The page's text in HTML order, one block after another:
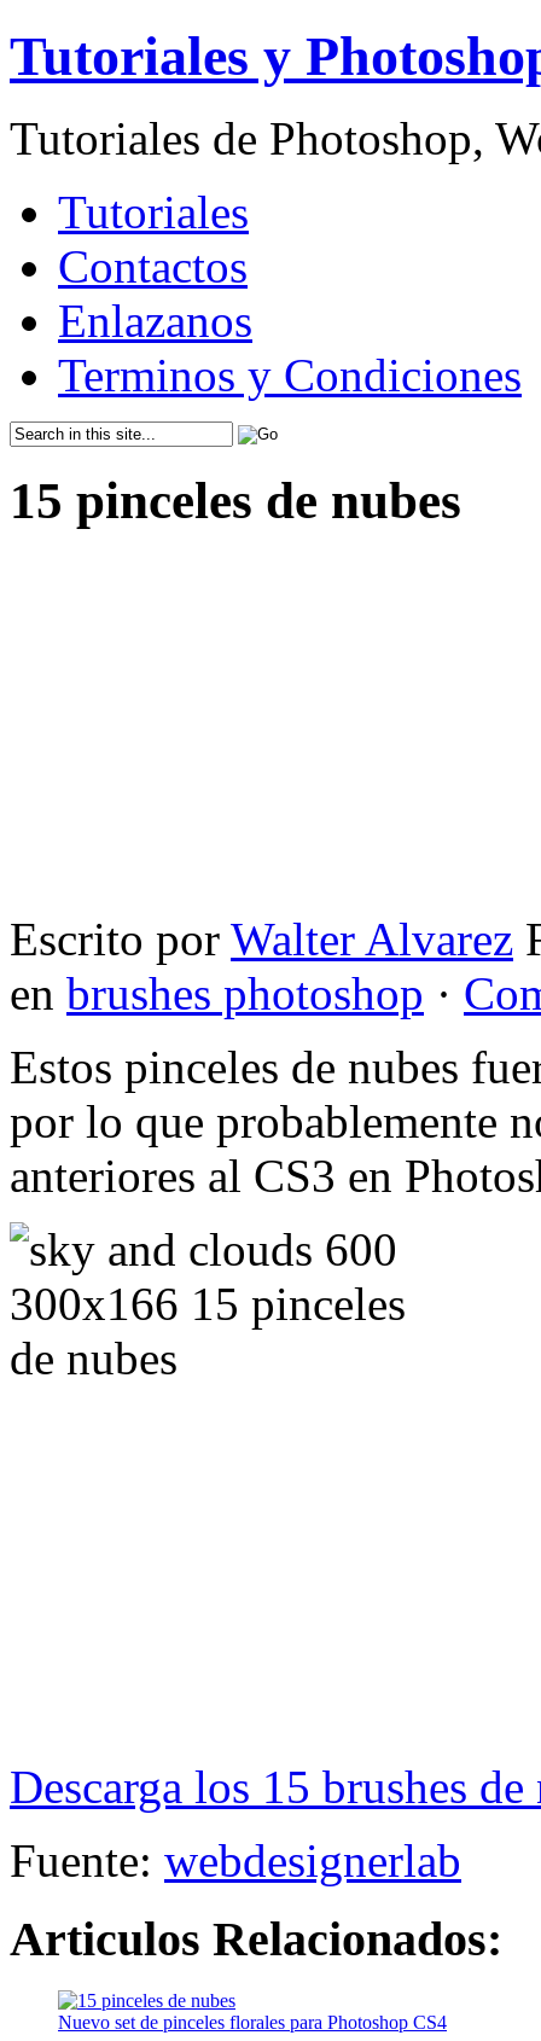
Tutoriales y
Tutoriales de Photoshop,
Tutoriales
Contactos
Enlazanos
Terminos y Condiciones
15 pinceles de nubes
Escrito por Walter Alvarez
en brushes photoshop ·
Estos pinceles de nubes
por lo que probablemente
anteriores al CS3 en
Descarga los 15 brushes de
Fuente: webdesignerlab
Articulos Relacionados:
Nuevo set de pinceles florales para Photoshop CS4